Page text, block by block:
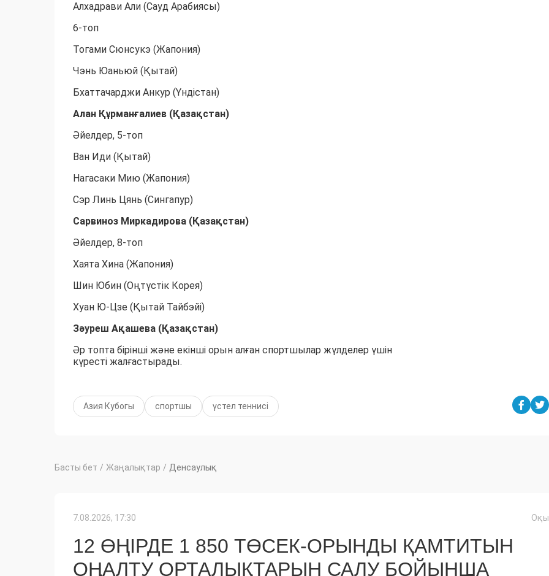
Алхадрави Али (Сауд Арабиясы)
6-топ
Тогами Сюнсукэ (Жапония)
Чэнь Юаньюй (Қытай)
Бхаттачарджи Анкур (Үндістан)
Алан Құрманғалиев (Қазақстан)
Әйелдер, 5-топ
Ван Иди (Қытай)
Нагасаки Мию (Жапония)
Сэр Линь Цянь (Сингапур)
Сарвиноз Миркадирова (Қазақстан)
Әйелдер, 8-топ
Хаята Хина (Жапония)
Шин Юбин (Оңтүстік Корея)
Хуан Ю-Цзе (Қытай Тайбэйі)
Зәуреш Ақашева (Қазақстан)
Әр топта бірінші және екінші орын алған спортшылар жүлделер үшін
күресті жалғастырады.
Азия Кубогы спортшы үстел теннисі
Басты бет / Жаңалықтар / Денсаулық
7.08.2026, 17:30
12 ӨҢІРДЕ 1 850 ТӨСЕК-ОРЫНДЫ ҚАМТИТЫН
ОҢАЛТУ ОРТАЛЫҚТАРЫН САЛУ БОЙЫНША